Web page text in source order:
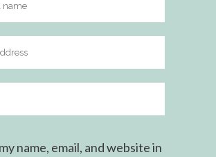
name, email, and website in